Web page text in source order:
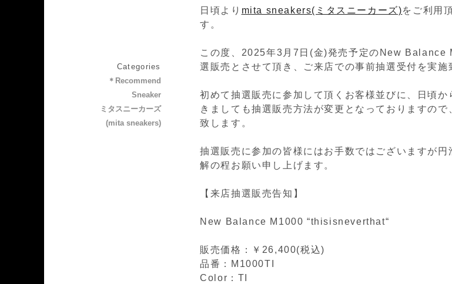
日頃より mita sneakers(ミタスニーカーズ)をご利用
す。
この度、2025年3月7日(金)発売予定の New Balance
選販売とさせて頂き、ご来店での事前抽選受付を実施
初めて抽選販売に参加して頂くお客様並びに、日頃
きましても抽選販売方法が変更となっておりますの
致します。
抽選販売に参加の皆様にはお手数ではございますが
解の程お願い申し上げます。
【来店抽選販売告知】
New Balance M1000 “thisisneverthat“
販売価格：￥26,400(税込)
品番：M1000TI
Color： TI
Categories
＊Recommend
Sneaker
ミタスニーカーズ
(mita sneakers)